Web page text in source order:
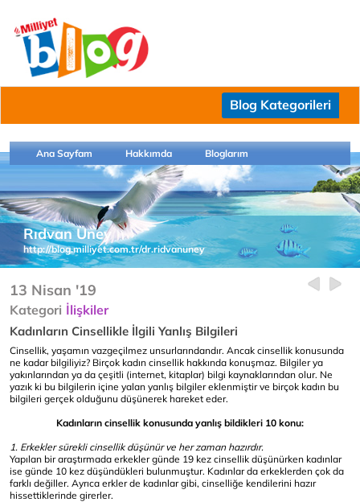
Blog Kategorileri
Ana Sayfam Hakkımda Bloglarım
Rıdvan Üney
http://blog.milliyet.com.tr/dr.ridvanuney
13 Nisan '19
Kategori İlişkiler
Kadınların Cinsellikle İlgili Yanlış Bilgileri
Cinsellik, yaşamın vazgeçilmez unsurlarındandır. Ancak cinsellik konusunda
ne kadar bilgiliyiz? Birçok kadın cinsellik hakkında konuşmaz. Bilgiler ya
yakınlarından ya da çeşitli (internet, kitaplar) bilgi kaynaklarından olur. Ne
yazık ki bu bilgilerin içine yalan yanlış bilgiler eklenmiştir ve birçok kadın bu
bilgileri gerçek olduğunu düşünerek hareket eder.
Kadınların cinsellik konusunda yanlış bildikleri 10 konu:
1. Erkekler sürekli cinsellik düşünür ve her zaman hazırdır.
Yapılan bir araştırmada erkekler günde 19 kez cinsellik düşünürken kadınlar
ise günde 10 kez düşündükleri bulunmuştur. Kadınlar da erkeklerden çok da
farklı değiller. Ayrıca erkler de kadınlar gibi, cinselliğe kendilerini hazır
hissettiklerinde girerler.